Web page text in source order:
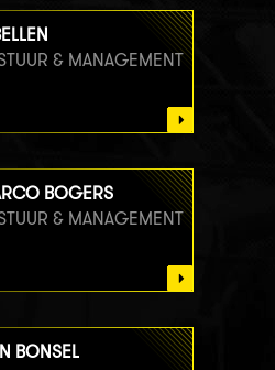
& MANAGEMENT
BOGERS
& MANAGEMENT
BONSEL